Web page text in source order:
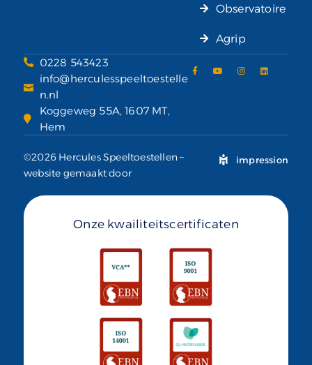
Observatoire
Agrip
0228 543423
info@herculesspeeltoestelle
n.nl
Koggeweg 55A, 1607 MT,
Hem
©2026 Hercules Speeltoestellen –
website gemaakt door
impression
Onze kwailiteitscertificaten